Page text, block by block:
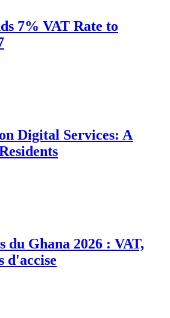
7% VAT Rate to
Digital Services: A
du Ghana 2026 : VAT,
d'accise